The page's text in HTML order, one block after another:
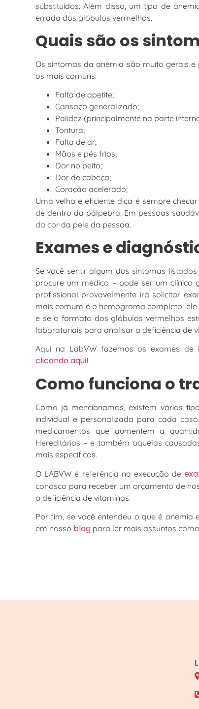
substituídos. Além disso, um tipo de
errada dos glóbulos vermelhos.
Quais são os
Os sintomas da anemia são muito gerais
os mais comuns:
Falta de apetite;
Cansaço generalizado;
Palidez (principalmente na parte
Tontura;
Falta de ar;
Mãos e pés frios;
Dor no peito;
Dor de cabeça;
Coração acelerado;
Uma velha e eficiente dica é sempre
de dentro da pálpebra. Em pessoas
da cor da pele da pessoa.
Exames e
Se você sentir algum dos sintomas
procure um médico – pode ser um clínico
profissional provavelmente irá solicitar
mais comum é o hemograma completo:
e se o formato dos glóbulos vermelhos
laboratoriais para analisar a deficiência de
Aqui na LabVW fazemos os exames
clicando aqui!
Como funciona o
Como já mencionamos, existem vários
individual e personalizada para cada
medicamentos que aumentem a
Hereditárias – e também aquelas
mais específicos.
O LABVW é referência na execução de
conosco para receber um orçamento de
a deficiência de vitaminas.
Por fim, se você entendeu o que é anemia
em nosso blog para ler mais assuntos